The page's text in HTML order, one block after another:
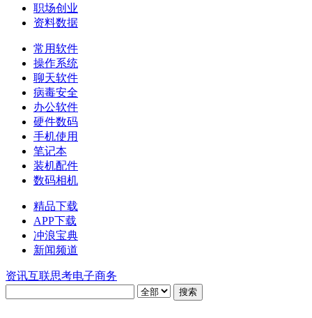
职场创业
资料数据
常用软件
操作系统
聊天软件
病毒安全
办公软件
硬件数码
手机使用
笔记本
装机配件
数码相机
精品下载
APP下载
冲浪宝典
新闻频道
资讯互联思考电子商务